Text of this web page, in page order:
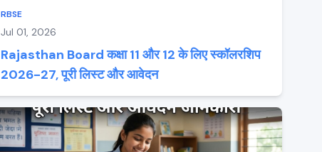
RBSE
Jul 01, 2026
Rajasthan Board कक्षा 11 और 12 के लिए स्कॉलरशिप
2026-27, पूरी लिस्ट और आवेदन